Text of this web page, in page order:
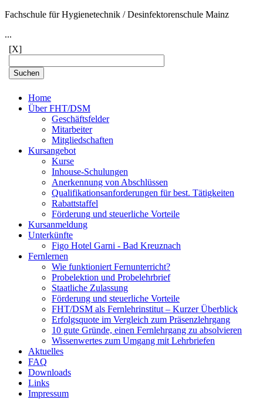
Fachschule für Hygienetechnik / Desinfektorenschule Mainz
...
[X]
Home
Über FHT/DSM
Geschäftsfelder
Mitarbeiter
Mitgliedschaften
Kursangebot
Kurse
Inhouse-Schulungen
Anerkennung von Abschlüssen
Qualifikationsanforderungen für best. Tätigkeiten
Rabattstaffel
Förderung und steuerliche Vorteile
Kursanmeldung
Unterkünfte
Figo Hotel Garni - Bad Kreuznach
Fernlernen
Wie funktioniert Fernunterricht?
Probelektion und Probelehrbrief
Staatliche Zulassung
Förderung und steuerliche Vorteile
FHT/DSM als Fernlehrinstitut – Kurzer Überblick
Erfolgsquote im Vergleich zum Präsenzlehrgang
10 gute Gründe, einen Fernlehrgang zu absolvieren
Wissenwertes zum Umgang mit Lehrbriefen
Aktuelles
FAQ
Downloads
Links
Impressum